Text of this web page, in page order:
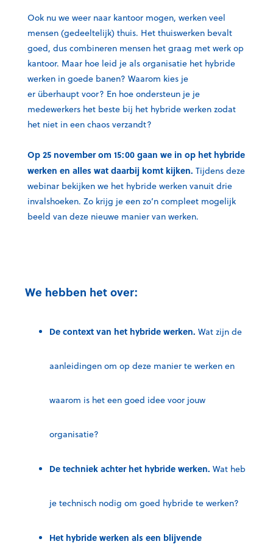
Ook nu we weer naar kantoor mogen, werken veel
mensen (gedeeltelijk) thuis. Het thuiswerken bevalt
goed, dus combineren mensen het graag met werk op
kantoor. Maar hoe leid je als organisatie het hybride
werken in goede banen? Waarom kies je
er überhaupt voor? En hoe ondersteun je je
medewerkers het beste bij het hybride werken zodat
het niet in een chaos verzandt?
Op 25 november om 15:00 gaan we in op het hybride
werken en alles wat daarbij komt kijken. Tijdens deze
webinar bekijken we het hybride werken vanuit drie
invalshoeken. Zo krijg je een zo’n compleet mogelijk
beeld van deze nieuwe manier van werken.
We hebben het over:
De context van het hybride werken. Wat zijn de
aanleidingen om op deze manier te werken en
waarom is het een goed idee voor jouw
organisatie?
De techniek achter het hybride werken. Wat heb
je technisch nodig om goed hybride te werken?
Het hybride werken als een blijvende